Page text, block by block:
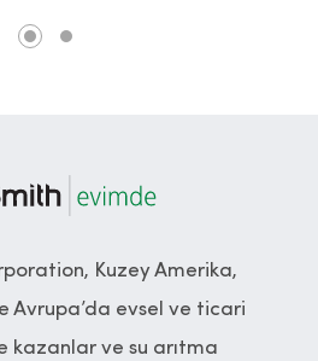
Kuzey Amerika,
Avrupa’da evsel ve ticari
ve kazanlar ve su arıtma